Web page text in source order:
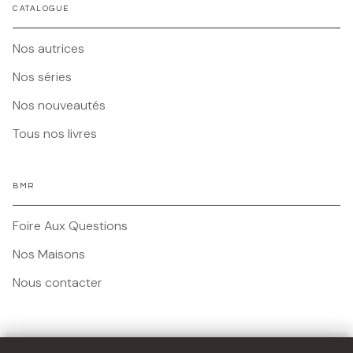
CATALOGUE
Nos autrices
Nos séries
Nos nouveautés
Tous nos livres
BMR
Foire Aux Questions
Nos Maisons
Nous contacter